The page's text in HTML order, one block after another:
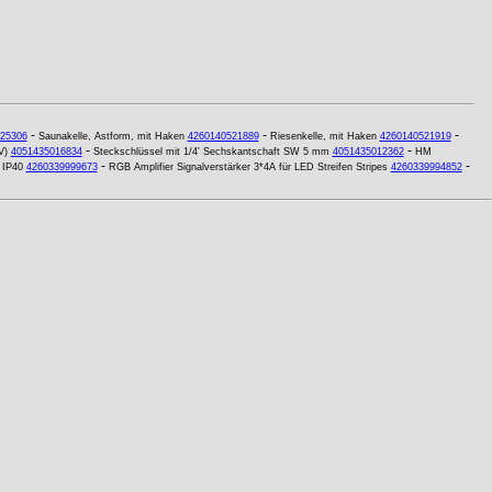
- Saunakelle, Astform, mit Haken 4260140521889- Riesenkelle, mit Haken 4260140521919-
4051435016834- Steckschlüssel mit 1/4' Sechskantschaft SW 5 mm 4051435012362- HM
4260339999673- RGB Amplifier Signalverstärker 3*4A für LED Streifen Stripes 4260339994852-